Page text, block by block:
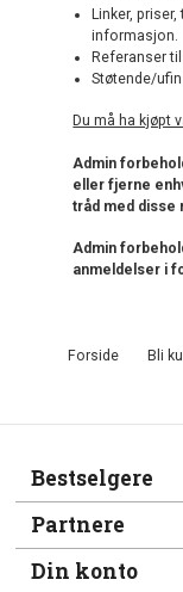
Linker,
informasjon.
Referanser
Støtende/
Du må ha kjøpt
Admin
eller fjerne
tråd med disse
Admin
anmeldelser i
Forside Bli
Bestselgere
Partnere
Din konto